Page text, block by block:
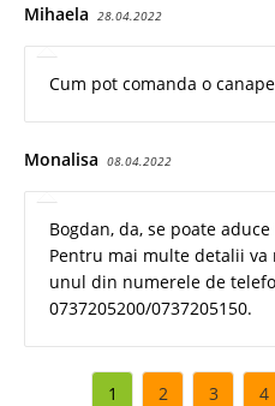
Mihaela 28.04.2022
Cum pot comanda o
Monalisa 08.04.2022
Bogdan, da, se poate
Pentru mai multe detalii va
unul din numerele de
0737205200/0737205150.
1 2 3 4